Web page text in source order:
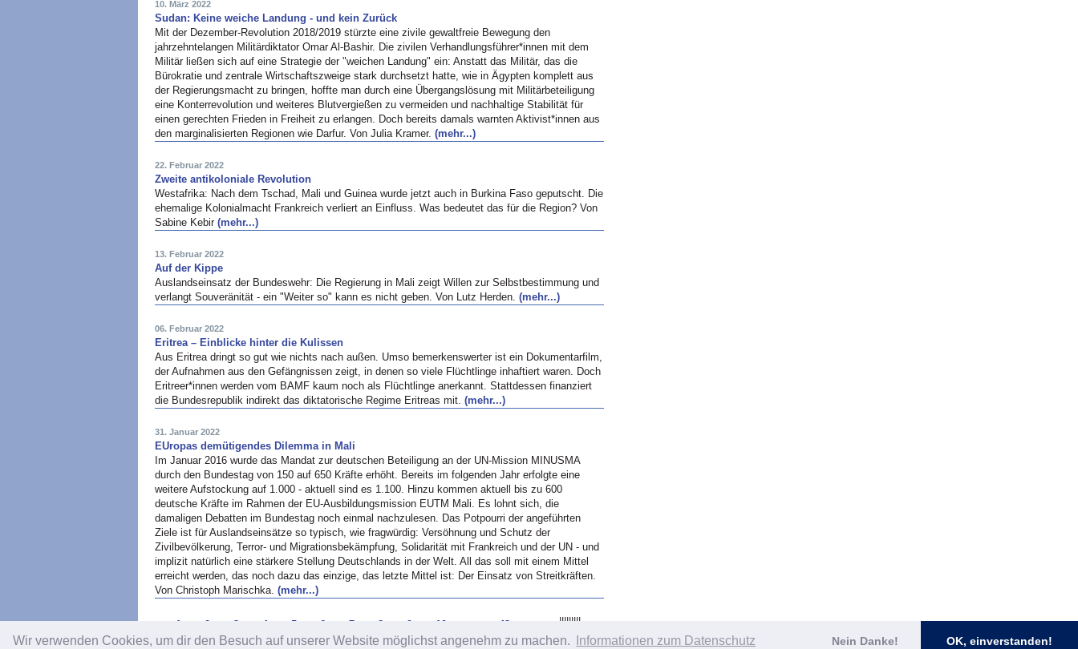
Wir verwenden Cookies, um dir den Besuch auf unserer Website möglichst angenehm zu machen. Informationen zum Datenschutz Nein Danke! OK, einverstanden!
10. März 2022
Sudan: Keine weiche Landung - und kein Zurück
Mit der Dezember-Revolution 2018/2019 stürzte eine zivile gewaltfreie Bewegung den
jahrzehntelangen Militärdiktator Omar Al-Bashir. Die zivilen Verhandlungsführer*innen mit dem
Militär ließen sich auf eine Strategie der "weichen Landung" ein: Anstatt das Militär, das die
Bürokratie und zentrale Wirtschaftszweige stark durchsetzt hatte, wie in Ägypten komplett aus
der Regierungsmacht zu bringen, hoffte man durch eine Übergangslösung mit Militärbeteiligung
eine Konterrevolution und weiteres Blutvergießen zu vermeiden und nachhaltige Stabilität für
einen gerechten Frieden in Freiheit zu erlangen. Doch bereits damals warnten Aktivist*innen aus
den marginalisierten Regionen wie Darfur. Von Julia Kramer. (mehr...)
22. Februar 2022
Zweite antikoloniale Revolution
Westafrika: Nach dem Tschad, Mali und Guinea wurde jetzt auch in Burkina Faso geputscht. Die
ehemalige Kolonialmacht Frankreich verliert an Einfluss. Was bedeutet das für die Region? Von
Sabine Kebir (mehr...)
13. Februar 2022
Auf der Kippe
Auslandseinsatz der Bundeswehr: Die Regierung in Mali zeigt Willen zur Selbstbestimmung und
verlangt Souveränität - ein "Weiter so" kann es nicht geben. Von Lutz Herden. (mehr...)
06. Februar 2022
Eritrea – Einblicke hinter die Kulissen
Aus Eritrea dringt so gut wie nichts nach außen. Umso bemerkenswerter ist ein Dokumentarfilm,
der Aufnahmen aus den Gefängnissen zeigt, in denen so viele Flüchtlinge inhaftiert waren. Doch
Eritreer*innen werden vom BAMF kaum noch als Flüchtlinge anerkannt. Stattdessen finanziert
die Bundesrepublik indirekt das diktatorische Regime Eritreas mit. (mehr...)
31. Januar 2022
EUropas demütigendes Dilemma in Mali
Im Januar 2016 wurde das Mandat zur deutschen Beteiligung an der UN-Mission MINUSMA
durch den Bundestag von 150 auf 650 Kräfte erhöht. Bereits im folgenden Jahr erfolgte eine
weitere Aufstockung auf 1.000 - aktuell sind es 1.100. Hinzu kommen aktuell bis zu 600
deutsche Kräfte im Rahmen der EU-Ausbildungsmission EUTM Mali. Es lohnt sich, die
damaligen Debatten im Bundestag noch einmal nachzulesen. Das Potpourri der angeführten
Ziele ist für Auslandseinsätze so typisch, wie fragwürdig: Versöhnung und Schutz der
Zivilbevölkerung, Terror- und Migrationsbekämpfung, Solidarität mit Frankreich und der UN - und
implizit natürlich eine stärkere Stellung Deutschlands in der Welt. All das soll mit einem Mittel
erreicht werden, das noch dazu das einzige, das letzte Mittel ist: Der Einsatz von Streitkräften.
Von Christoph Marischka. (mehr...)
1 |
2 |
3 |
4 |
5 |
6 |
7 |
8 |
9 |
10 ...
43
Impressum /Datenschutz